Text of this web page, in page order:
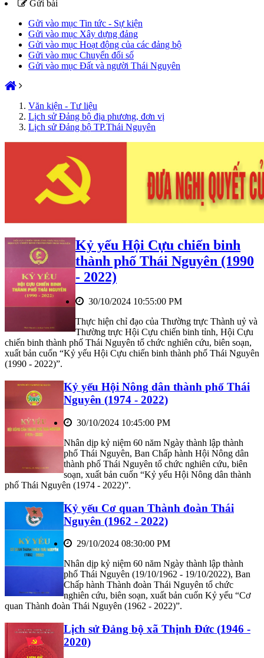
Gửi bài
Gửi vào mục Tin tức - Sự kiện
Gửi vào mục Xây dựng đảng
Gửi vào mục Hoạt động của các đảng bộ
Gửi vào mục Chuyển đổi số
Gửi vào mục Đất và người Thái Nguyên
Văn kiện - Tư liệu
Lịch sử Đảng bộ địa phương, đơn vị
Lịch sử Đảng bộ TP.Thái Nguyên
Kỷ yếu Hội Cựu chiến binh
thành phố Thái Nguyên (1990
- 2022)
30/10/2024 10:55:00 PM
Thực hiện chỉ đạo của Thường trực Thành uỷ và
Thường trực Hội Cựu chiến binh tỉnh, Hội Cựu
chiến binh thành phố Thái Nguyên tổ chức nghiên cứu, biên soạn,
xuất bản cuốn “Kỷ yếu Hội Cựu chiến binh thành phố Thái Nguyên
(1990 - 2022)”.
Kỷ yếu Hội Nông dân thành phố Thái
Nguyên (1974 - 2022)
30/10/2024 10:45:00 PM
Nhân dịp kỷ niệm 60 năm Ngày thành lập thành
phố Thái Nguyên, Ban Chấp hành Hội Nông dân
thành phố Thái Nguyên tổ chức nghiên cứu, biên
soạn, xuất bản cuốn “Kỷ yếu Hội Nông dân thành
phố Thái Nguyên (1974 - 2022)”.
Kỷ yếu Cơ quan Thành đoàn Thái
Nguyên (1962 - 2022)
29/10/2024 08:30:00 PM
Nhân dịp kỷ niệm 60 năm Ngày thành lập thành
phố Thái Nguyên (19/10/1962 - 19/10/2022), Ban
Chấp hành Thành đoàn Thái Nguyên tổ chức
nghiên cứu, biên soạn, xuất bản cuốn Kỷ yếu “Cơ
quan Thành đoàn Thái Nguyên (1962 - 2022)”.
Lịch sử Đảng bộ xã Thịnh Đức (1946 -
2020)